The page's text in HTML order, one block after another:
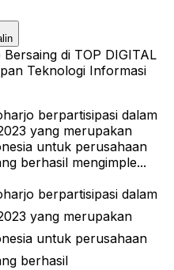
berpartisipasi dalam
yang merupakan
untuk perusahaan
berhasil mengimple...
berpartisipasi dalam
yang merupakan
untuk perusahaan
berhasil